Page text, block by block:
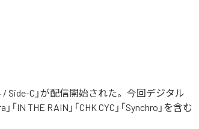
/ Side-C」が配信開始された。今回デジタル
IN THE RAIN」「CHK CYC」「Synchro」を含む